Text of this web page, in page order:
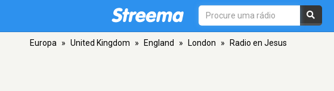
Europa » United Kingdom » England » London » Radio en Jesus